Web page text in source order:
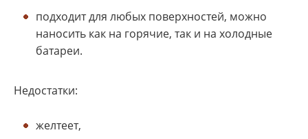
подходит для любых поверхностей, можно
наносить как на горячие, так и на холодные
батареи.
Недостатки:
желтеет,